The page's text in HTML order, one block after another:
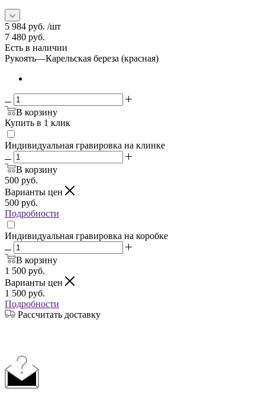
5 984 руб. /шт
7 480 руб.
Есть в наличии
Рукоять—Карельская береза (красная)
В корзину
Купить в 1 клик
Индивидуальная гравировка на клинке
В корзину
500 руб.
Варианты цен
500 руб.
Подробности
Индивидуальная гравировка на коробке
В корзину
1 500 руб.
Варианты цен
1 500 руб.
Подробности
Рассчитать доставку